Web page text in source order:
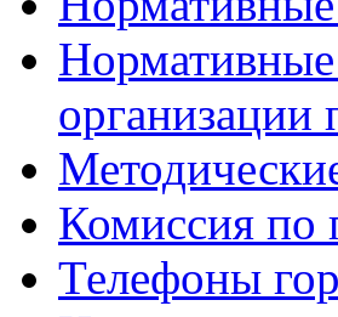
Нормативные
организации
Комиссия по
Телефоны